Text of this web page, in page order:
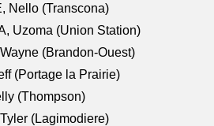
Nello (Transcona)
Uzoma (Union Station)
(Brandon-Ouest)
(Portage la Prairie)
(Thompson)
(Lagimodiere)